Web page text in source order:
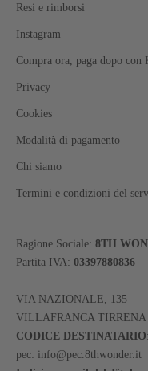
Resi e rimborsi
Instagram
Compra ora, paga dopo con
Privacy
Cookies
Modalità di pagamento
Chi siamo
Termini e condizioni del
Ragione Sociale: 8TH
Partita IVA: 03397880836
VIA NAZIONALE, 135
VILLAFRANCA TIRRENA
CODICE DESTINATARIO
pec: info@pec.8thwonder.it